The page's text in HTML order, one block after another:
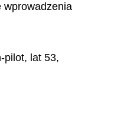
wprowadzenia
pilot, lat 53,